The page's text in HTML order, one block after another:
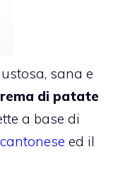
sana e
di patate
a base di
ed il